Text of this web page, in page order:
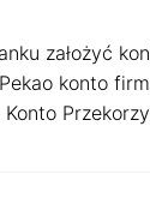
założyć
konto